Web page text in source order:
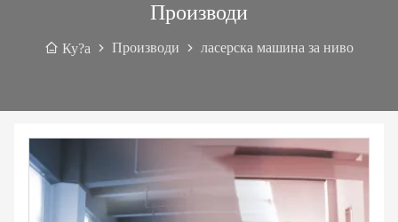
Производи
Ку?а Производи ласерска машина за ниво